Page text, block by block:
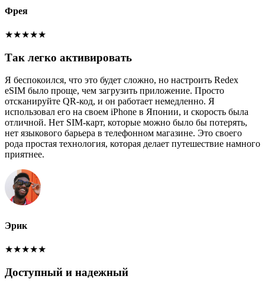
Фрея
★★★★★
Так легко активировать
Я беспокоился, что это будет сложно, но настроить Redex
eSIM было проще, чем загрузить приложение. Просто
отсканируйте QR-код, и он работает немедленно. Я
использовал его на своем iPhone в Японии, и скорость была
отличной. Нет SIM-карт, которые можно было бы потерять,
нет языкового барьера в телефонном магазине. Это своего
рода простая технология, которая делает путешествие намного
приятнее.
Эрик
★★★★★
Доступный и надежный